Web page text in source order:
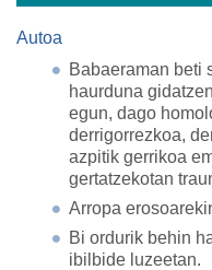
Autoa
Babaeraman beti
haurduna
egun, dago
derrigorrezkoa,
azpitik gerrikoa
gertatzekotan
Arropa
Bi ordurik behin
ibilbide luzeetan.